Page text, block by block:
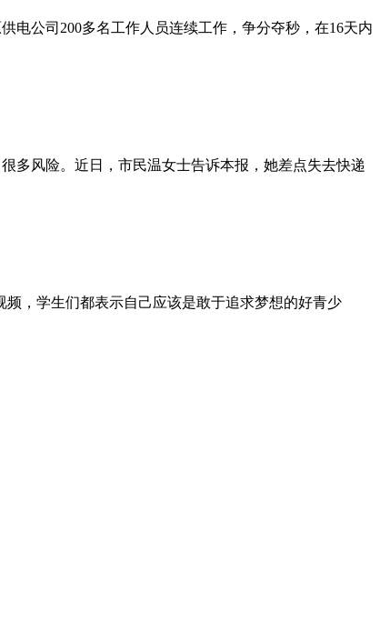
电公司200多名工作人员连续工作，争分夺秒，在16天内
多风险。近日，市民温女士告诉本报，她差点失去快递
，学生们都表示自己应该是敢于追求梦想的好青少